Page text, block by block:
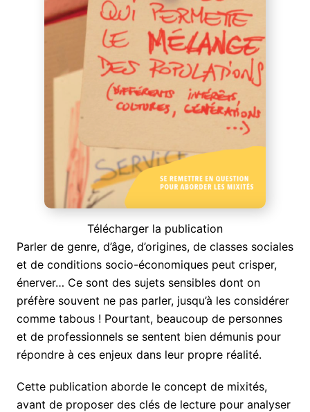
Télécharger la publication
Parler de genre, d’âge, d’origines, de classes sociales
et de conditions socio-économiques peut crisper,
énerver… Ce sont des sujets sensibles dont on
préfère souvent ne pas parler, jusqu’à les considérer
comme tabous ! Pourtant, beaucoup de personnes
et de professionnels se sentent bien démunis pour
répondre à ces enjeux dans leur propre réalité.
Cette publication aborde le concept de mixités,
avant de proposer des clés de lecture pour analyser